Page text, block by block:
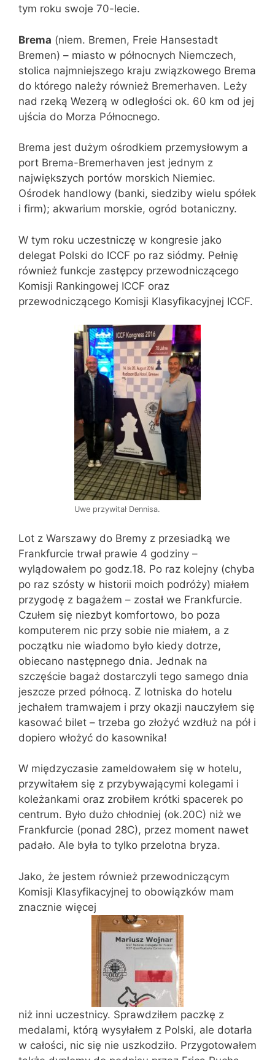
tym roku swoje 70-lecie.
Brema (niem. Bremen, Freie Hansestadt
Bremen) – miasto w północnych Niemczech,
stolica najmniejszego kraju związkowego Brema
do którego należy również Bremerhaven. Leży
nad rzeką Wezerą w odległości ok. 60 km od jej
ujścia do Morza Północnego.
Brema jest dużym ośrodkiem przemysłowym a
port Brema-Bremerhaven jest jednym z
największych portów morskich Niemiec.
Ośrodek handlowy (banki, siedziby wielu spółek
i firm); akwarium morskie, ogród botaniczny.
W tym roku uczestniczę w kongresie jako
delegat Polski do ICCF po raz siódmy. Pełnię
również funkcje zastępcy przewodniczącego
Komisji Rankingowej ICCF oraz
przewodniczącego Komisji Klasyfikacyjnej ICCF.
Uwe przywitał Dennisa.
Lot z Warszawy do Bremy z przesiadką we
Frankfurcie trwał prawie 4 godziny –
wylądowałem po godz.18. Po raz kolejny (chyba
po raz szósty w historii moich podróży) miałem
przygodę z bagażem – został we Frankfurcie.
Czułem się niezbyt komfortowo, bo poza
komputerem nic przy sobie nie miałem, a z
początku nie wiadomo było kiedy dotrze,
obiecano następnego dnia. Jednak na
szczęście bagaż dostarczyli tego samego dnia
jeszcze przed północą. Z lotniska do hotelu
jechałem tramwajem i przy okazji nauczyłem się
kasować bilet – trzeba go złożyć wzdłuż na pół i
dopiero włożyć do kasownika!
W międzyczasie zameldowałem się w hotelu,
przywitałem się z przybywającymi kolegami i
koleżankami oraz zrobiłem krótki spacerek po
centrum. Było dużo chłodniej (ok.20C) niż we
Frankfurcie (ponad 28C), przez moment nawet
padało. Ale była to tylko przelotna bryza.
Jako, że jestem również przewodniczącym
Komisji Klasyfikacyjnej to obowiązków mam
znacznie więcej
niż inni uczestnicy. Sprawdziłem paczkę z
medalami, którą wysyłałem z Polski, ale dotarła
w całości, nic się nie uszkodziło. Przygotowałem